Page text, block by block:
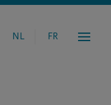
NL FR